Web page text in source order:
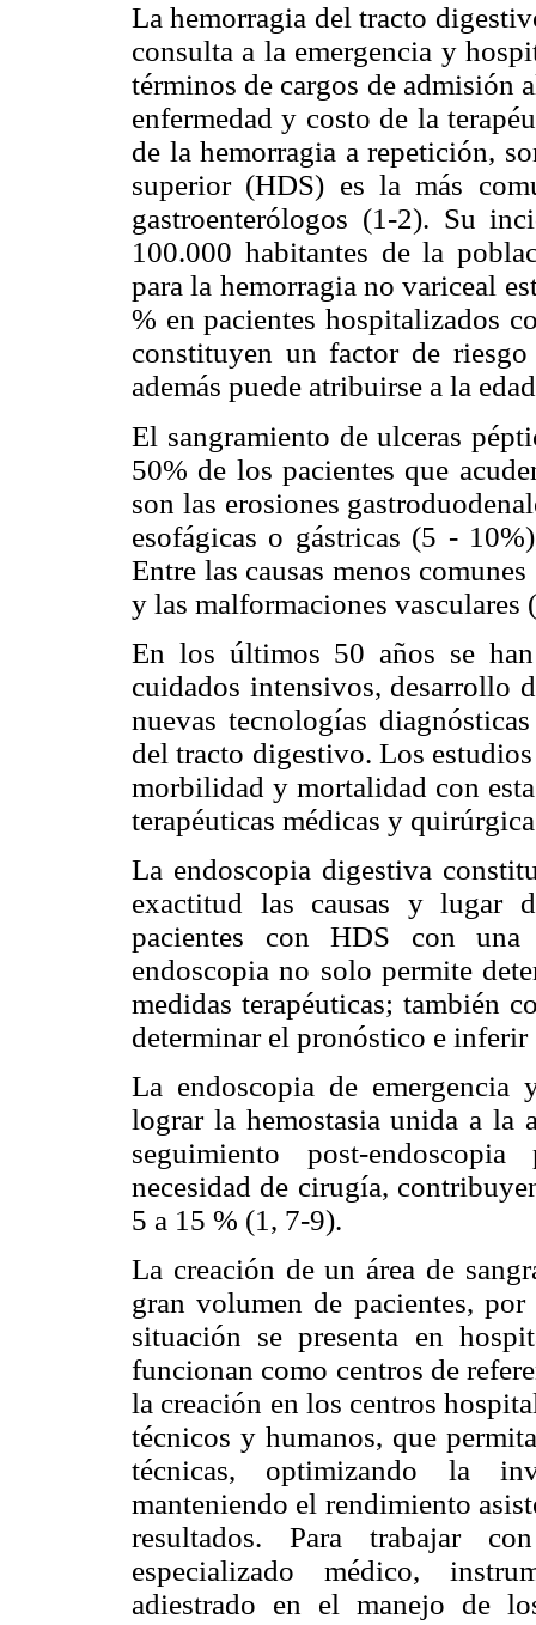
La hemorragia del tracto
consulta a la emergencia y
términos de cargos de admisión
enfermedad y costo de la
de la hemorragia a repetición,
superior (HDS) es la más
gastroenterólogos (1-2). Su
100.000 habitantes de la
para la hemorragia no variceal
% en pacientes hospitalizados
constituyen un factor de
además puede atribuirse a la
El sangramiento de ulceras
50% de los pacientes que
son las erosiones
esofágicas o gástricas (5 -
Entre las causas menos
y las malformaciones vasculares
En los últimos 50 años se
cuidados intensivos, desarrollo
nuevas tecnologías
del tracto digestivo. Los
morbilidad y mortalidad con
terapéuticas médicas y
La endoscopia digestiva
exactitud las causas y lugar
pacientes con HDS con
endoscopia no solo permite
medidas terapéuticas; también
determinar el pronóstico e inferir
La endoscopia de emergencia
lograr la hemostasia unida a la
seguimiento post-
necesidad de cirugía,
5 a 15 % (1, 7-9).
La creación de un área de
gran volumen de pacientes,
situación se presenta en
funcionan como centros de
la creación en los centros
técnicos y humanos, que
técnicas, optimizando la
manteniendo el rendimiento
resultados. Para trabajar
especializado médico,
adiestrado en el manejo de